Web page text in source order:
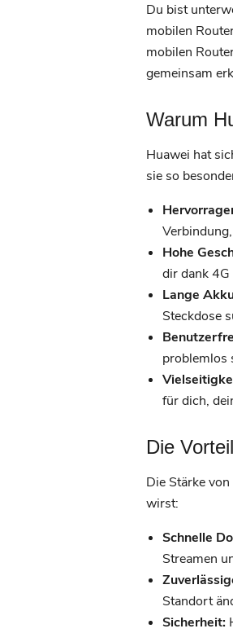
Du bist
mobilen
mobilen
gemeinsam
Warum
Huawei hat
sie so
Hohe
dir dank
Lange
Steckdose
problemlos
für dich,
Die
Die Stärke
wirst:
Schnelle
Streamen
Standort
Sicherheit: